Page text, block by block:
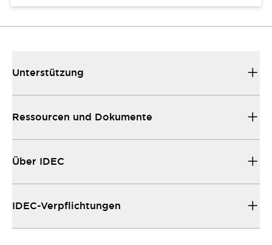
Unterstützung
Ressourcen und Dokumente
Über IDEC
IDEC-Verpflichtungen